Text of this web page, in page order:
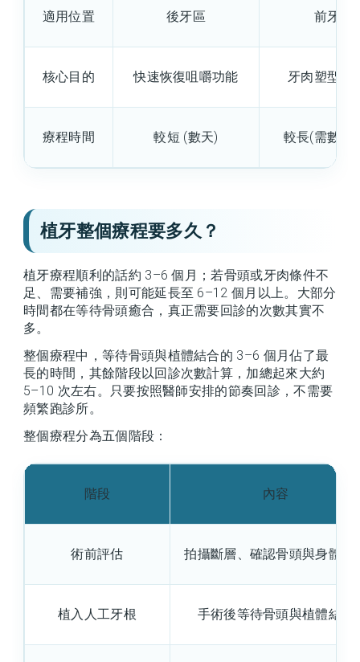
適用位置 後牙區 前牙區
核心目的 快速恢復咀嚼功能 牙肉塑型、
療程時間 較短 (數天) 較長(需數週
植牙整個療程要多久？
植牙療程順利的話約 3–6 個月；若骨頭或牙肉條件不
足、需要補強，則可能延長至 6–12 個月以上。大部分
時間都在等待骨頭癒合，真正需要回診的次數其實不
多。
整個療程中，等待骨頭與植體結合的 3–6 個月佔了最
長的時間，其餘階段以回診次數計算，加總起來大約
5–10 次左右。只要按照醫師安排的節奏回診，不需要
頻繁跑診所。
整個療程分為五個階段：
階段 內容
術前評估 拍攝斷層、確認骨頭與身體狀
植入人工牙根 手術後等待骨頭與植體結合